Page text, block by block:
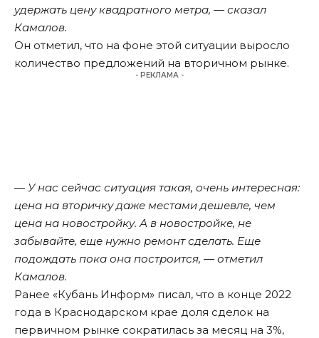
удержать цену квадратного метра, — сказал
Камалов.
Он отметил, что на фоне этой ситуации выросло
количество предложений на вторичном рынке.
- РЕКЛАМА -
— У нас сейчас ситуация такая, очень интересная:
цена на вторичку даже местами дешевле, чем
цена на новостройку. А в новостройке, не
забывайте, еще нужно ремонт сделать. Еще
подождать пока она построится, — отметил
Камалов.
Ранее «Кубань Информ» писал, что в конце 2022
года в Краснодарском крае доля сделок на
первичном рынке сократилась за месяц на 3%,